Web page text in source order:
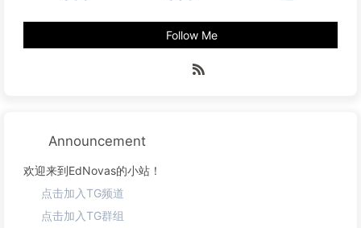
Follow Me
Announcement
欢迎来到EdNovas的小站！
点击加入TG频道
点击加入TG群组